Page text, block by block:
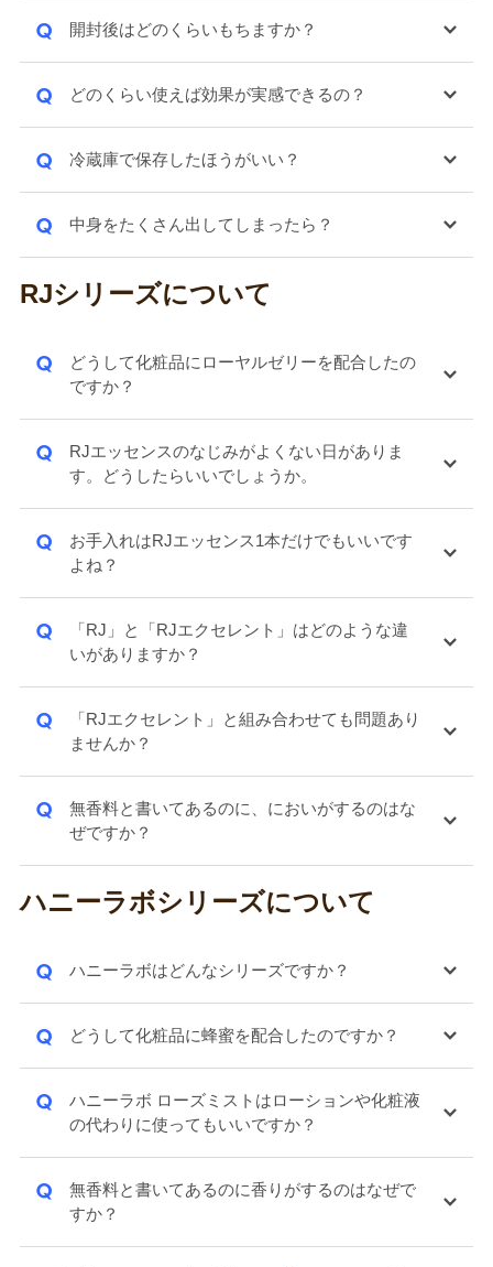
Q 開封後はどのくらいもちますか？
Q どのくらい使えば効果が実感できるの？
Q 冷蔵庫で保存したほうがいい？
Q 中身をたくさん出してしまったら？
RJシリーズについて
Q
どうして化粧品にローヤルゼリーを配合したの
ですか？
Q
RJエッセンスのなじみがよくない日がありま
す。どうしたらいいでしょうか。
Q
お手入れはRJエッセンス1本だけでもいいです
よね？
Q
「RJ」と「RJエクセレント」はどのような違
いがありますか？
Q
「RJエクセレント」と組み合わせても問題あり
ませんか？
Q
無香料と書いてあるのに、においがするのはな
ぜですか？
ハニーラボシリーズについて
Q ハニーラボはどんなシリーズですか？
Q どうして化粧品に蜂蜜を配合したのですか？
Q
ハニーラボ ローズミストはローションや化粧液
の代わりに使ってもいいですか？
Q
無香料と書いてあるのに香りがするのはなぜで
すか？